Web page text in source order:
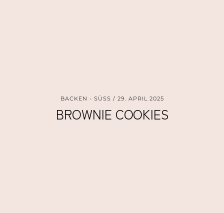
BACKEN - SÜSS 29. APRIL 2025
BROWNIE COOKIES